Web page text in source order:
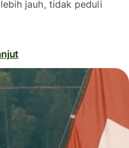
jauh, tidak peduli